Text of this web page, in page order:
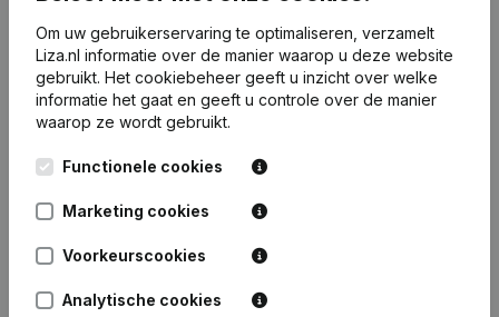
2025 2024 2023 2022
vermogen
€1.048.931
Om uw gebruikerservaring te optimaliseren, verzamelt
Liza.nl informatie over de manier waarop u deze website
gebruikt. Het cookiebeheer geeft u inzicht over welke
informatie het gaat en geeft u controle over de manier
waarop ze wordt gebruikt.
Functionele cookies
Marketing cookies
Voorkeurscookies
Analytische cookies